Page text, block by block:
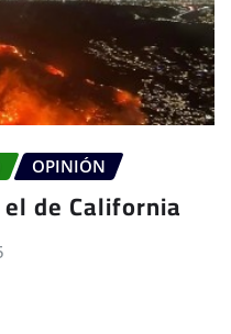
OPINIÓN
de California